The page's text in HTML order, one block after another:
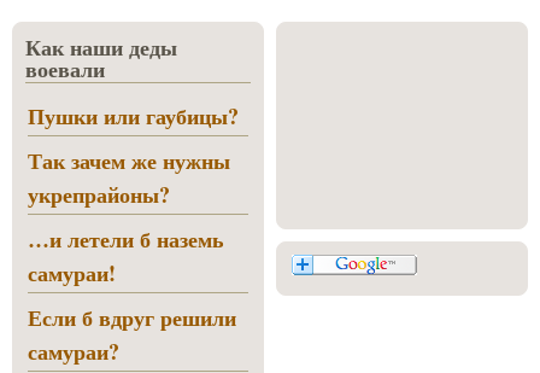
Как наши деды
воевали
Пушки или гаубицы?
Так зачем же нужны
укрепрайоны?
…и летели б наземь
самураи!
Если б вдруг решили
самураи?